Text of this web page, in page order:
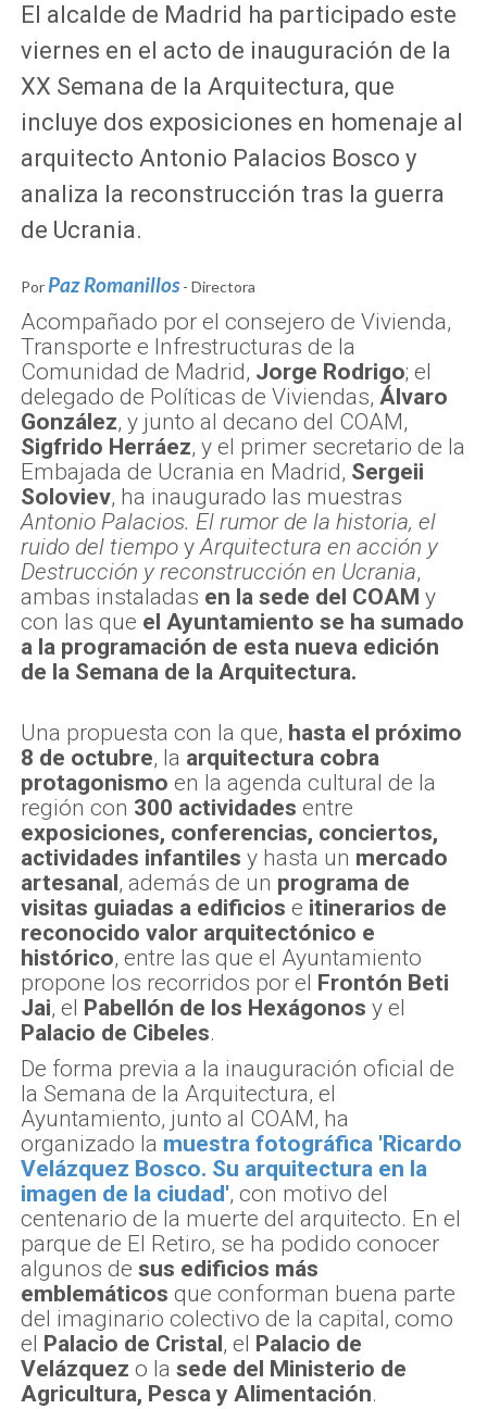
El alcalde de Madrid ha participado este
viernes en el acto de inauguración de la
XX Semana de la Arquitectura, que
incluye dos exposiciones en homenaje al
arquitecto Antonio Palacios Bosco y
analiza la reconstrucción tras la guerra
de Ucrania.
Por Paz Romanillos - Directora
Acompañado por el consejero de Vivienda,
Transporte e Infrestructuras de la
Comunidad de Madrid, Jorge Rodrigo; el
delegado de Políticas de Viviendas, Álvaro
González, y junto al decano del COAM,
Sigfrido Herráez, y el primer secretario de la
Embajada de Ucrania en Madrid, Sergeii
Soloviev, ha inaugurado las muestras
Antonio Palacios. El rumor de la historia, el
ruido del tiempo yArquitectura en acción y
Destrucción y reconstrucción en Ucrania,
ambas instaladas en la sede del COAM y
con las que el Ayuntamiento se ha sumado
a la programación de esta nueva edición
de la Semana de la Arquitectura.
Una propuesta con la que, hasta el próximo
8 de octubre, la arquitectura cobra
protagonismo en la agenda cultural de la
región con 300 actividades entre
exposiciones, conferencias, conciertos,
actividades infantiles y hasta un mercado
artesanal, además de un programa de
visitas guiadas a edificios e itinerarios de
reconocido valor arquitectónico e
histórico, entre las que el Ayuntamiento
propone los recorridos por el Frontón Beti
Jai, el Pabellón de los Hexágonos y el
Palacio de Cibeles.
De forma previa a la inauguración oficial de
la Semana de la Arquitectura, el
Ayuntamiento, junto al COAM, ha
organizado la muestra fotográfica 'Ricardo
Velázquez Bosco. Su arquitectura en la
imagen de la ciudad', con motivo del
centenario de la muerte del arquitecto. En el
parque de El Retiro, se ha podido conocer
algunos de sus edificios más
emblemáticos que conforman buena parte
del imaginario colectivo de la capital, como
el Palacio de Cristal, el Palacio de
Velázquez o la sede del Ministerio de
Agricultura, Pesca y Alimentación.